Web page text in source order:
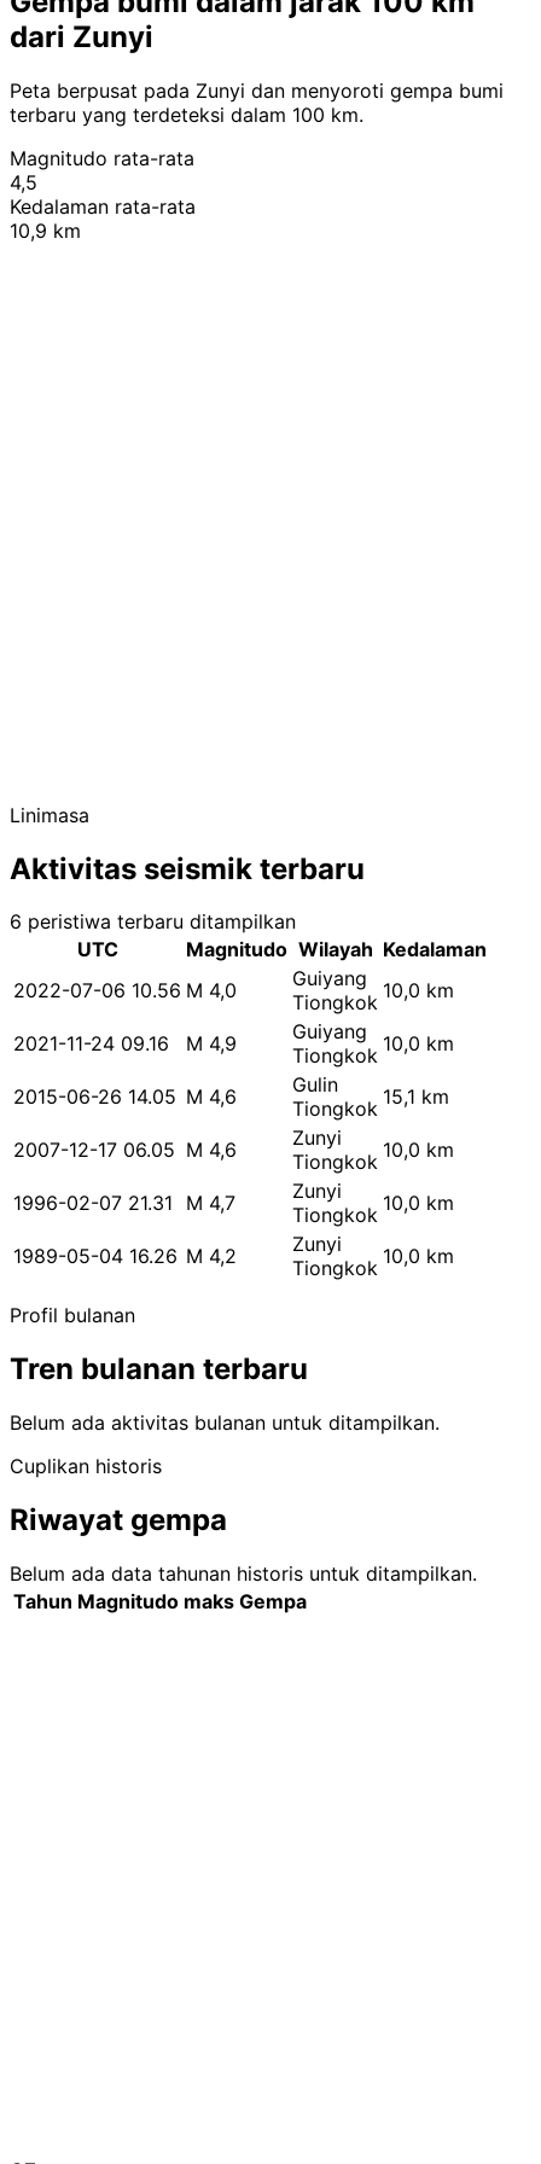
dari Zunyi
Peta berpusat pada Zunyi dan menyoroti gempa bumi
terbaru yang terdeteksi dalam 100 km.
Magnitudo rata-rata
4,5
Kedalaman rata-rata
10,9 km
Linimasa
Aktivitas seismik terbaru
6 peristiwa terbaru ditampilkan
UTC
Magnitudo Wilayah Kedalaman
2022-07-06 10.56 M 4,0
Guiyang
Tiongkok 10,0 km
2021-11-24 09.16 M 4,9
Guiyang
Tiongkok 10,0 km
2015-06-26 14.05 M 4,6
Gulin
Tiongkok 15,1 km
2007-12-17 06.05 M 4,6
Zunyi
Tiongkok 10,0 km
1996-02-07 21.31 M 4,7
Zunyi
Tiongkok 10,0 km
1989-05-04 16.26 M 4,2
Zunyi
Tiongkok 10,0 km
Profil bulanan
Tren bulanan terbaru
Belum ada aktivitas bulanan untuk ditampilkan.
Cuplikan historis
Riwayat gempa
Belum ada data tahunan historis untuk ditampilkan.
Tahun Magnitudo maks Gempa